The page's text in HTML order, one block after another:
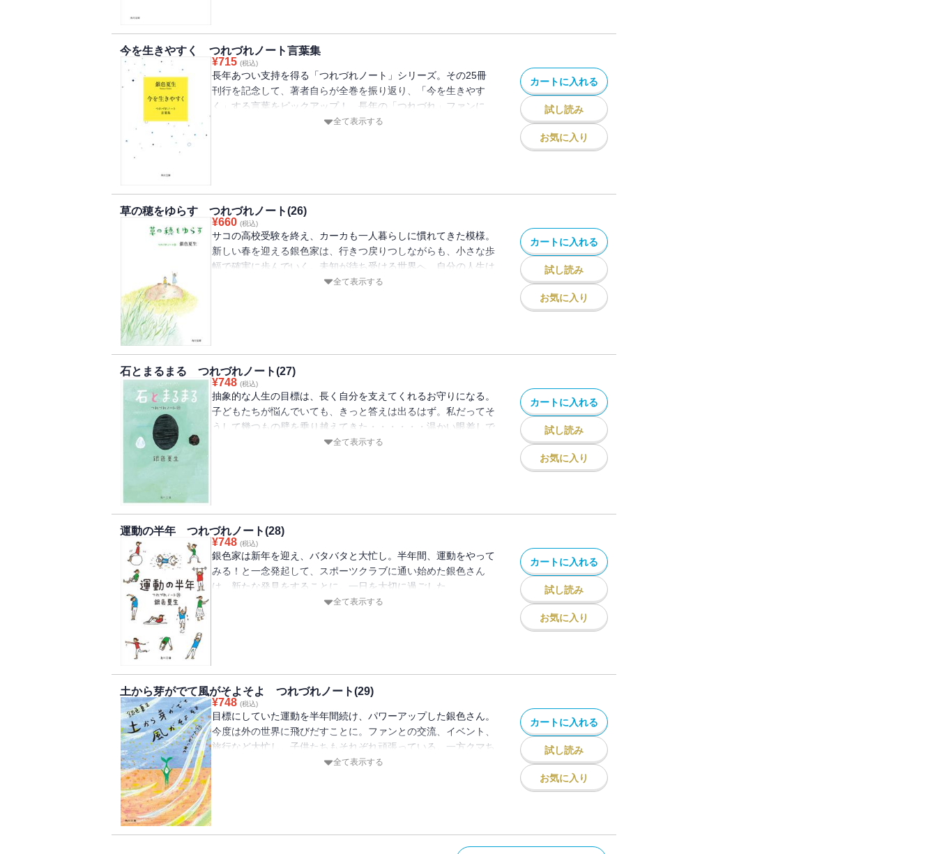
今を生きやすく つれづれノート言葉集
¥715 (税込)
長年あつい支持を得る「つれづれノート」シリーズ。その25冊
刊行を記念して、著者自らが全巻を振り返り、「今を生きやす
く」する言葉をピックアップ！ 長年の「つれづれ」ファンに
も、初めて読む方にもお奨め！全て表示する
カートに入れる
試し読み
お気に入り
草の穂をゆらす つれづれノート(26)
¥660 (税込)
サコの高校受験を終え、カーカも一人暮らしに慣れてきた模様。
新しい春を迎える銀色家は、行きつ戻りつしながらも、小さな歩
幅で確実に歩んでいく。未知が待ち受ける世界へ、自分の人生は
全て表示する
カートに入れる
試し読み
お気に入り
石とまるまる つれづれノート(27)
¥748 (税込)
抽象的な人生の目標は、長く自分を支えてくれるお守りになる。
子どもたちが悩んでいても、きっと答えは出るはず。私だってそ
うして幾つもの壁を乗り越えてきた・・・・・・温かい眼差しで
日々の生活が営まれていく。全て表示する
カートに入れる
試し読み
お気に入り
運動の半年 つれづれノート(28)
¥748 (税込)
銀色家は新年を迎え、バタバタと大忙し。半年間、運動をやって
みる！と一念発起して、スポーツクラブに通い始めた銀色さん
は、新たな発見をすることに。一日を大切に過ごした
い・・・・・・大人気エッセイ28弾。
全て表示する
カートに入れる
試し読み
お気に入り
土から芽がでて風がそよそよ つれづれノート(29)
¥748 (税込)
目標にしていた運動を半年間続け、パワーアップした銀色さん。
今度は外の世界に飛びだすことに。ファンとの交流、イベント、
旅行など大忙し。子供たちもそれぞれ頑張っている。一方クマち
ゃんはというと・・・・・・全て表示する
カートに入れる
試し読み
お気に入り